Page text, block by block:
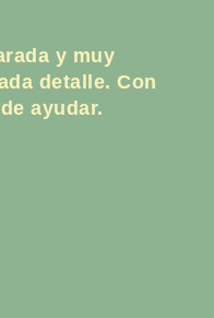
y muy
detalle. Con
ayudar.